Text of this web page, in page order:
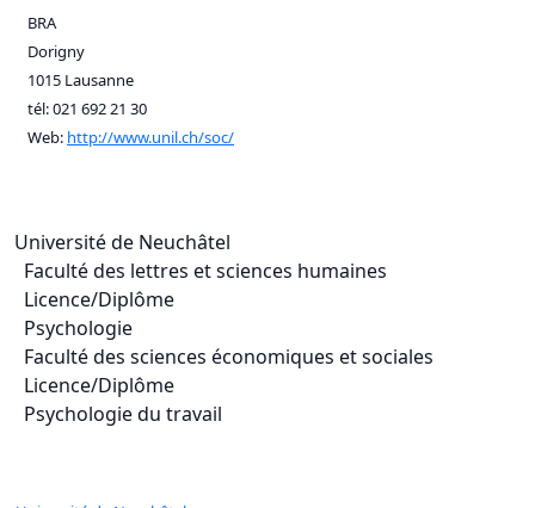
BRA
Dorigny
1015 Lausanne
tél: 021 692 21 30
Web: http://www.unil.ch/soc/
Université de Neuchâtel
Faculté des lettres et sciences humaines
Licence/Diplôme
Psychologie
Faculté des sciences économiques et sociales
Licence/Diplôme
Psychologie du travail